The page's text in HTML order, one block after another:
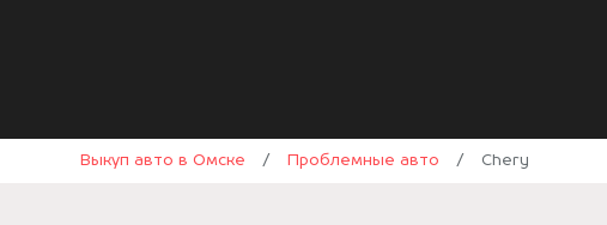
Выкуп авто в Омске / Проблемные авто / Chery